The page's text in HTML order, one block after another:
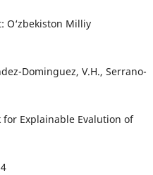
O‘zbekiston Milliy
Dominguez, V.H., Serrano-
for Explainable Evalution of